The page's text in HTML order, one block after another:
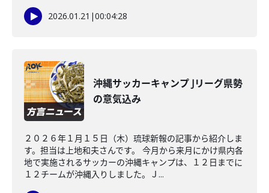
2026.01.21 |00:04:28
沖縄サッカーキャンプ Jリーグ県勢
の意気込み
２０２６年１月１５日（木）琉球新報の記事から紹介しま
す。担当は上地和夫さんです。 今月から来月にかけ県内各
地で実施されるサッカーの沖縄キャンプは、１２日までに
１２チームが沖縄入りしました。Ｊ...